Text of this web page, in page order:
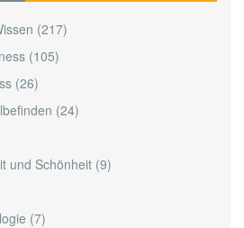
(217)
(105)
(26)
(24)
und Schönheit (9)
(7)